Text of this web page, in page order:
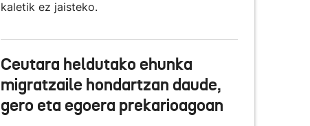
kaletik ez jaisteko.
Ceutara heldutako ehunka
migratzaile hondartzan daude,
gero eta egoera prekarioagoan